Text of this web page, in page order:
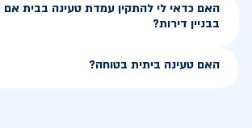
האם כדאי לי להתקין עמדת טעינה בבית אם
בבניין דירות?
האם טעינה ביתית בטוחה?